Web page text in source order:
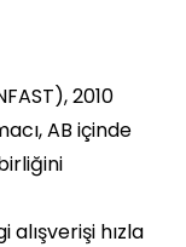
2010
AB içinde
hızla